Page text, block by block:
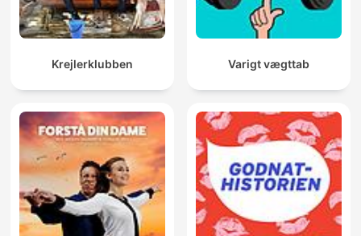
Krejlerklubben Varigt vægttab